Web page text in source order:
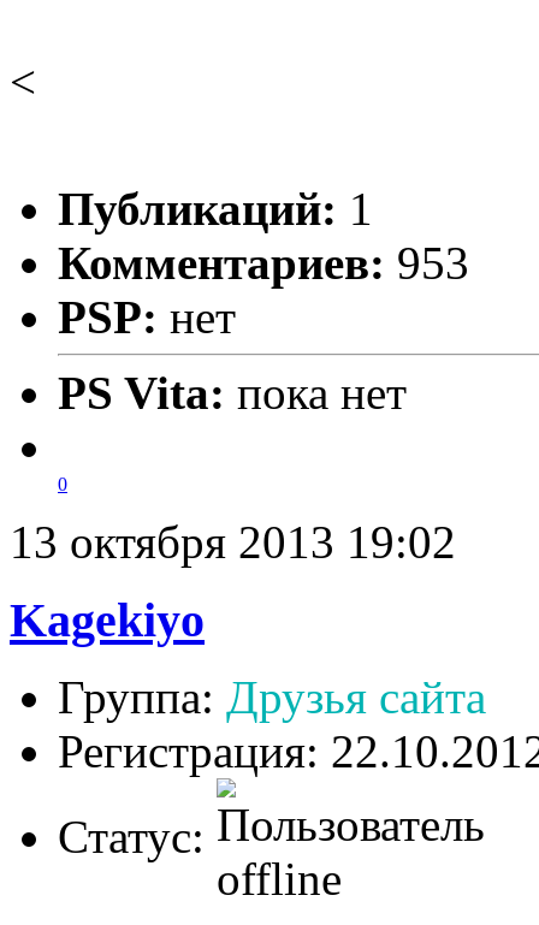
<
Публикаций: 1
Комментариев: 953
PSP: нет
PS Vita: пока нет
0
13 октября 2013 19:02
Kagekiyo
Группа: Друзья сайта
Регистрация:
Статус: